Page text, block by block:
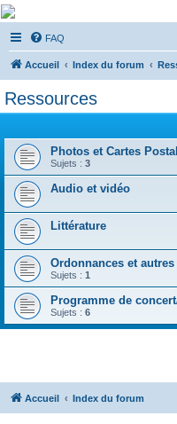
De Musicae Militari -
Forums
Forums de discussions
FAQ
Accueil Index du forum
Ressources
Photos et Cartes
Sujets : 3
Audio et vidéo
Littérature
Ordonnances et
Sujets : 1
Programme de
Sujets : 6
Accueil Index du forum